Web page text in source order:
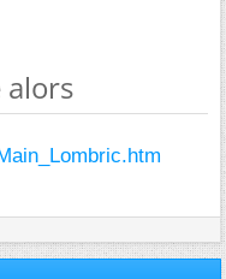
alors